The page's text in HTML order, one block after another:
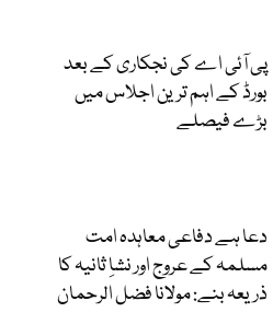
پی آئی اے کی نجکاری کے بعد
بورڈ کے اہم ترین اجلاس میں
بڑے فیصلے
دعا ہے دفاعی معاہدہ امت
مسلمہ کے عروج اور نشاِ ثانیہ کا
ذریعہ بنے: مولانا فضل الرحمان